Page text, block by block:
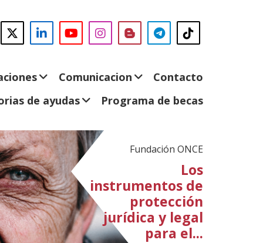
Twitter
(Abre
en
ventana)
LinkedIn
(Abre
en
ventana)
YouTube
(Abre
nueva
Instagram
(Abre
en
ventana)
Blog
(Abre
en
ventana)
Telegram
(Abre
en
ventana)
en
ventana)
Comunicacion
Contacto
de ayudas
Programa de becas
Fundación ONCE
Los
instrumentos de
protección
jurídica y legal
para el...